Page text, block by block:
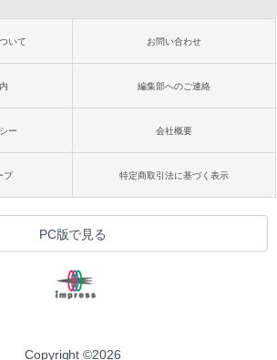
いて お問い合わせ
編集部へのご連絡
ー 会社概要
プ 特定商取引法に基づく表示
PC版で見る
Copyright ©2026